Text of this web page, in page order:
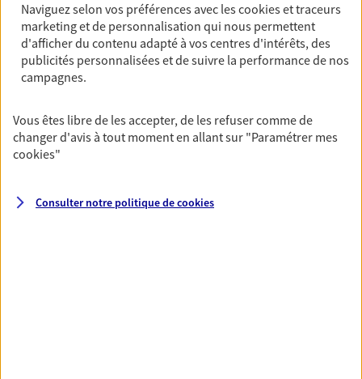
Retraite
Préparez sereinement ce nouveau chapitre de
notre nouvelle solution PER (Plan Epargne
Retraite) spécialement conçue pour la retraite.
Découvrir l'offre Retraite
Naviguez selon vos préférences avec lescookies et traceurs
marketing et de personnalisation qui nous permettent
d'afficher du contenu adapté à vos centres d'intérêts, des
publicités personnalisées et de suivre la performance de nos
campagnes.
Vous êtes libre de les accepter, de les refuser comme de
changer d'avis à tout moment en allant sur "Paramétrer mes
cookies"
Consulter notre politique decookies